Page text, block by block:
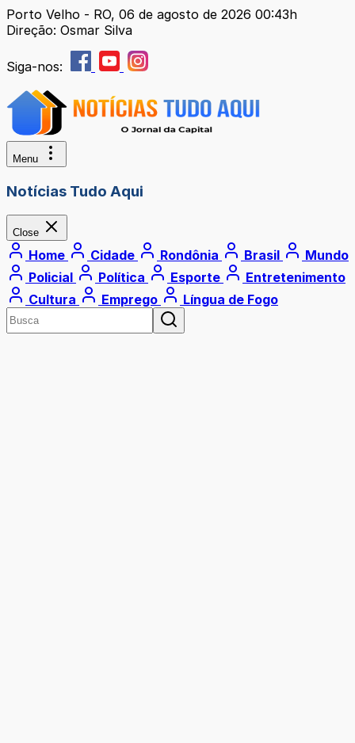
Porto Velho - RO, 06 de agosto de 2026 00:43h
Direção: Osmar Silva
Siga-nos:
Menu
Notícias Tudo Aqui
Close
Home Cidade Rondônia Brasil
Mundo
Policial
Política Esporte
Entretenimento
Cultura
Emprego Língua de Fogo